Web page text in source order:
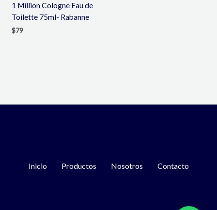
1 Million Cologne Eau de
Toilette 75ml- Rabanne
$79
Inicio Productos Nosotros Contacto